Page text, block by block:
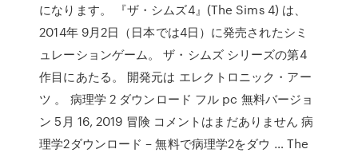
になります。 『ザ・シムズ4』(The Sims 4) は、
2014年 9月2日（日本では4日）に発売されたシミ
ュレーションゲーム。 ザ・シムズ シリーズの第4
作目にあたる。 開発元は エレクトロニック・アー
ツ 。 病理学 2 ダウンロード フル pc 無料バージョ
ン 5月 16, 2019 冒険 コメントはまだありません 病
理学2ダウンロード – 無料で病理学2をダウ … The